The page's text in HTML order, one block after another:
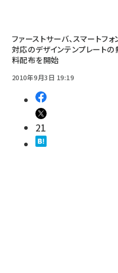
ファーストサーバ、スマートフォ
対応のデザインテンプレートの
料配布を開始
2010年9月3日 19:19
21